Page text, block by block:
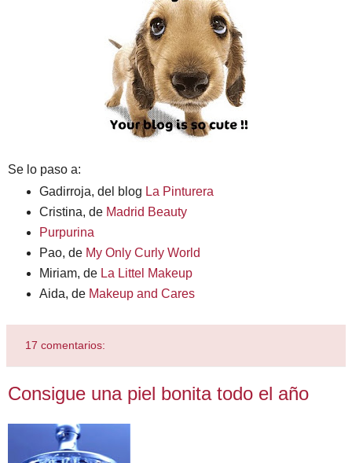
Se lo paso a:
Gadirroja, del blog La Pinturera
Cristina, de Madrid Beauty
Purpurina
Pao, de My Only Curly World
Miriam, de La Littel Makeup
Aida, de Makeup and Cares
17 comentarios:
Consigue una piel bonita todo el año